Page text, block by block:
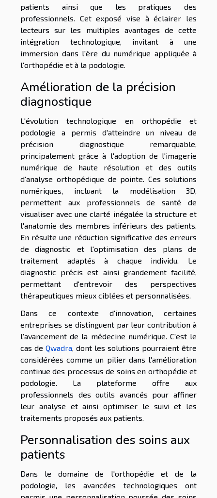
patients ainsi que les pratiques des
professionnels. Cet exposé vise à éclairer les
lecteurs sur les multiples avantages de cette
intégration technologique, invitant à une
immersion dans l'ère du numérique appliquée à
l'orthopédie et à la podologie.
Amélioration de la précision
diagnostique
L'évolution technologique en orthopédie et
podologie a permis d'atteindre un niveau de
précision diagnostique remarquable,
principalement grâce à l'adoption de l'imagerie
numérique de haute résolution et des outils
d'analyse orthopédique de pointe. Ces solutions
numériques, incluant la modélisation 3D,
permettent aux professionnels de santé de
visualiser avec une clarté inégalée la structure et
l'anatomie des membres inférieurs des patients.
En résulte une réduction significative des erreurs
de diagnostic et l'optimisation des plans de
traitement adaptés à chaque individu. Le
diagnostic précis est ainsi grandement facilité,
permettant d'entrevoir des perspectives
thérapeutiques mieux ciblées et personnalisées.
Dans ce contexte d'innovation, certaines
entreprises se distinguent par leur contribution à
l'avancement de la médecine numérique. C'est le
cas de Qwadra, dont les solutions pourraient être
considérées comme un pilier dans l'amélioration
continue des processus de soins en orthopédie et
podologie. La plateforme offre aux
professionnels des outils avancés pour affiner
leur analyse et ainsi optimiser le suivi et les
traitements proposés aux patients.
Personnalisation des soins aux
patients
Dans le domaine de l'orthopédie et de la
podologie, les avancées technologiques ont